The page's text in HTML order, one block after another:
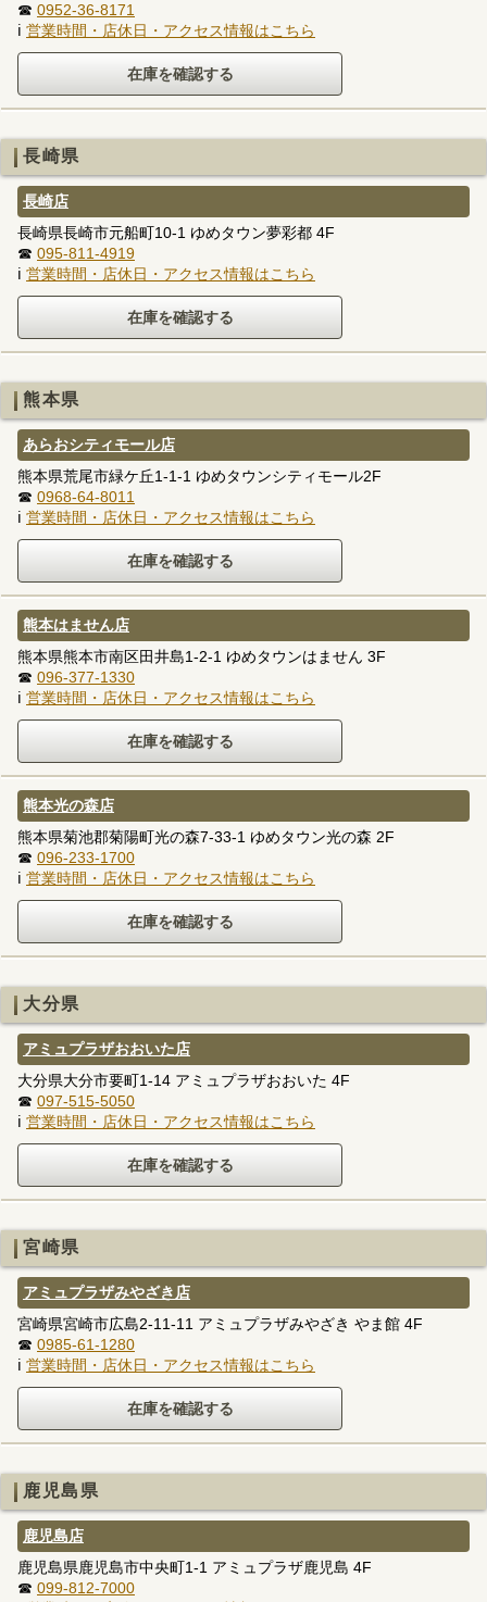
☎ 0952-36-8171
ℹ 営業時間・店休日・アクセス情報はこちら
長崎県
長崎店
長崎県長崎市元船町10-1 ゆめタウン夢彩都 4F
☎ 095-811-4919
ℹ 営業時間・店休日・アクセス情報はこちら
熊本県
あらおシティモール店
熊本県荒尾市緑ケ丘1-1-1 ゆめタウンシティモール2F
☎ 0968-64-8011
ℹ 営業時間・店休日・アクセス情報はこちら
熊本はません店
熊本県熊本市南区田井島1-2-1 ゆめタウンはません 3F
☎ 096-377-1330
ℹ 営業時間・店休日・アクセス情報はこちら
熊本光の森店
熊本県菊池郡菊陽町光の森7-33-1 ゆめタウン光の森 2F
☎ 096-233-1700
ℹ 営業時間・店休日・アクセス情報はこちら
大分県
アミュプラザおおいた店
大分県大分市要町1-14 アミュプラザおおいた 4F
☎ 097-515-5050
ℹ 営業時間・店休日・アクセス情報はこちら
宮崎県
アミュプラザみやざき店
宮崎県宮崎市広島2-11-11 アミュプラザみやざき やま館 4F
☎ 0985-61-1280
ℹ 営業時間・店休日・アクセス情報はこちら
鹿児島県
鹿児島店
鹿児島県鹿児島市中央町1-1 アミュプラザ鹿児島 4F
☎ 099-812-7000